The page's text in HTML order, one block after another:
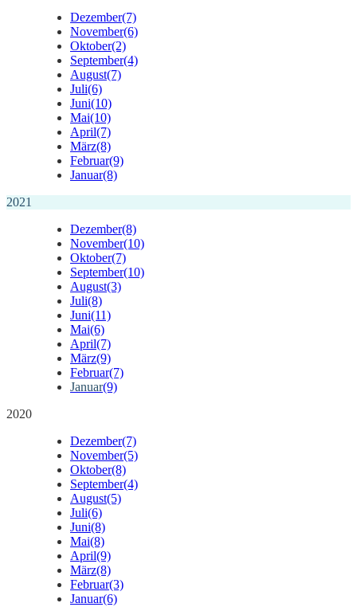
Dezember(7)
November(6)
Oktober(2)
September(4)
August(7)
Juli(6)
Juni(10)
Mai(10)
April(7)
März(8)
Februar(9)
Januar(8)
2021
Dezember(8)
November(10)
Oktober(7)
September(10)
August(3)
Juli(8)
Juni(11)
Mai(6)
April(7)
März(9)
Februar(7)
Januar(9)
2020
Dezember(7)
November(5)
Oktober(8)
September(4)
August(5)
Juli(6)
Juni(8)
Mai(8)
April(9)
März(8)
Februar(3)
Januar(6)